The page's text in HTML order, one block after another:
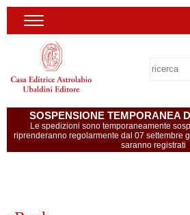
SOSPENSIONE TEMPORANEA
Le spedizioni sono temporaneamente
riprenderanno regolarmente dal 07 settembre
saranno registrati